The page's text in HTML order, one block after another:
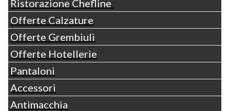
Ristorazione Chefline
Offerte Calzature
Offerte Grembiuli
Offerte Hotellerie
Pantaloni
Accessori
Antimacchia